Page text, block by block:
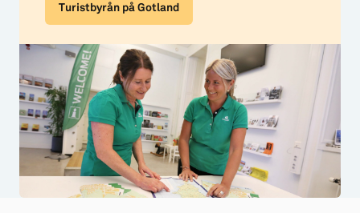
Turistbyrån på Gotland